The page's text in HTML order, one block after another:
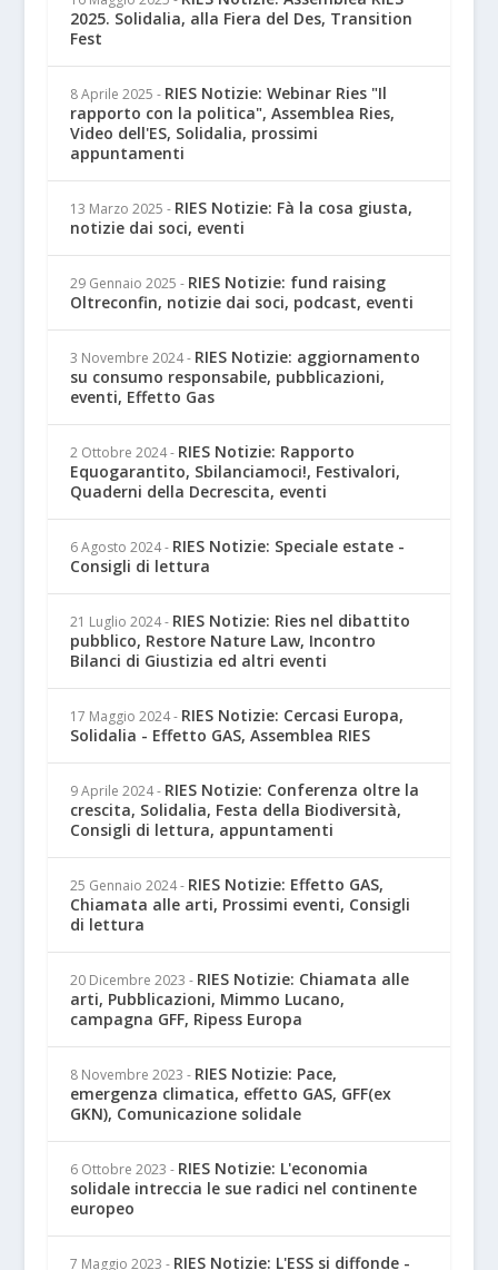
2025. Solidalia, alla Fiera del Des, Transition
Fest
8 Aprile 2025 - RIES Notizie: Webinar Ries "Il
rapporto con la politica", Assemblea Ries,
Video dell'ES, Solidalia, prossimi
appuntamenti
13 Marzo 2025 - RIES Notizie: Fà la cosa giusta,
notizie dai soci, eventi
29 Gennaio 2025 - RIES Notizie: fund raising
Oltreconfin, notizie dai soci, podcast, eventi
3 Novembre 2024 - RIES Notizie: aggiornamento
su consumo responsabile, pubblicazioni,
eventi, Effetto Gas
2 Ottobre 2024 - RIES Notizie: Rapporto
Equogarantito, Sbilanciamoci!, Festivalori,
Quaderni della Decrescita, eventi
6 Agosto 2024 - RIES Notizie: Speciale estate -
Consigli di lettura
21 Luglio 2024 - RIES Notizie: Ries nel dibattito
pubblico, Restore Nature Law, Incontro
Bilanci di Giustizia ed altri eventi
17 Maggio 2024 - RIES Notizie: Cercasi Europa,
Solidalia - Effetto GAS, Assemblea RIES
9 Aprile 2024 - RIES Notizie: Conferenza oltre la
crescita, Solidalia, Festa della Biodiversità,
Consigli di lettura, appuntamenti
25 Gennaio 2024 - RIES Notizie: Effetto GAS,
Chiamata alle arti, Prossimi eventi, Consigli
di lettura
20 Dicembre 2023 - RIES Notizie: Chiamata alle
arti, Pubblicazioni, Mimmo Lucano,
campagna GFF, Ripess Europa
8 Novembre 2023 - RIES Notizie: Pace,
emergenza climatica, effetto GAS, GFF(ex
GKN), Comunicazione solidale
6 Ottobre 2023 - RIES Notizie: L'economia
solidale intreccia le sue radici nel continente
europeo
7 Maggio 2023 - RIES Notizie: L'ESS si diffonde -